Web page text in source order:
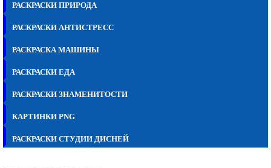
РАСКРАСКИ ПРИРОДА
РАСКРАСКИ АНТИСТРЕСС
РАСКРАСКА МАШИНЫ
РАСКРАСКИ ЕДА
РАСКРАСКИ ЗНАМЕНИТОСТИ
КАРТИНКИ PNG
РАСКРАСКИ СТУДИИ ДИСНЕЙ